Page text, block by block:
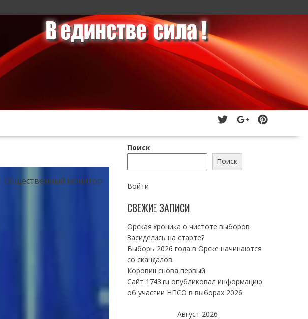
Общественный монитор
Поиск
Поиск
Войти
СВЕЖИЕ ЗАПИСИ
Орская хроника о чистоте выборов
Засиделись на старте?
Выборы 2026 года в Орске начинаются
со скандалов.
Коровин снова первый
Сайт 1743.ru опубликовал информацию
об участии НПСО в выборах 2026
Август 2026